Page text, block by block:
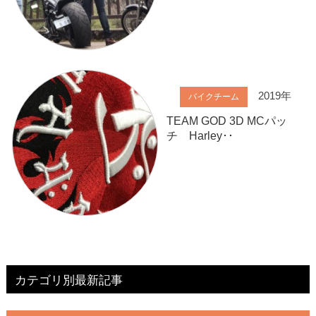
バイクチーム 2019年
TEAM GOD 3D MCパッ
チ Harley･･
カテゴリ別最新記事